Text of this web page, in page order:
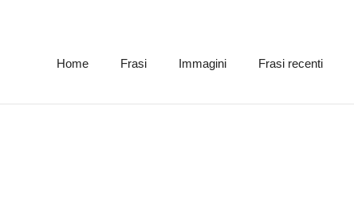
Home Frasi Immagini Frasi recenti